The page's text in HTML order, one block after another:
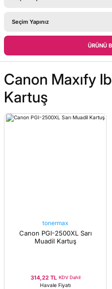
ÜRÜNÜ
Canon Maxıfy
Kartuş
tonermax
Canon PGI-2500XL Sarı
Muadil Kartuş
314,22 TL KDV Dahil
Havale Fiyatı